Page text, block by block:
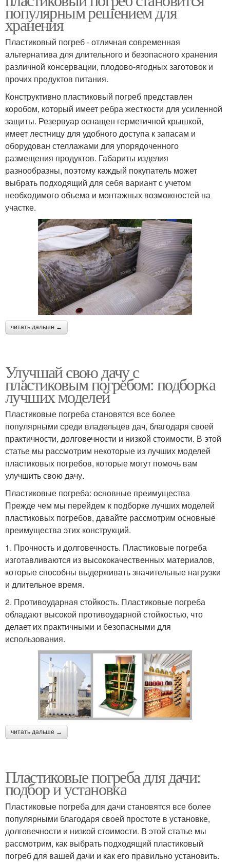
популярным решением для
хранения
Пластиковый погреб - отличная современная
альтернатива для длительного и безопасного хранения
различной консервации, плодово-ягодных заготовок и
прочих продуктов питания.
Конструктивно пластиковый погреб представлен
коробом, который имеет ребра жесткости для усиленной
защиты. Резервуар оснащен герметичной крышкой,
имеет лестницу для удобного доступа к запасам и
оборудован стеллажами для упорядоченного
размещения продуктов. Габариты изделия
разнообразны, поэтому каждый покупатель может
выбрать подходящий для себя вариант с учетом
необходимого объема и монтажных возможностей на
участке.
читать дальше →
Улучшай свою дачу с
пластиковым погребом: подборка
лучших моделей
Пластиковые погреба становятся все более
популярными среди владельцев дач, благодаря своей
практичности, долговечности и низкой стоимости. В этой
статье мы рассмотрим некоторые из лучших моделей
пластиковых погребов, которые могут помочь вам
улучшить свою дачу.
Пластиковые погреба: основные преимущества
Прежде чем мы перейдем к подборке лучших моделей
пластиковых погребов, давайте рассмотрим основные
преимущества этих конструкций.
1. Прочность и долговечность. Пластиковые погреба
изготавливаются из высококачественных материалов,
которые способны выдерживать значительные нагрузки
и длительное время.
2. Противоударная стойкость. Пластиковые погреба
обладают высокой противоударной стойкостью, что
делает их практичными и безопасными для
использования.
читать дальше →
Пластиковые погреба для дачи:
подбор и установка
Пластиковые погреба для дачи становятся все более
популярными благодаря своей простоте в установке,
долговечности и низкой стоимости. В этой статье мы
рассмотрим, как выбрать подходящий пластиковый
погреб для вашей дачи и как его правильно установить.